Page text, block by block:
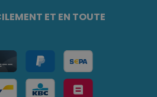
ET EN TOUTE